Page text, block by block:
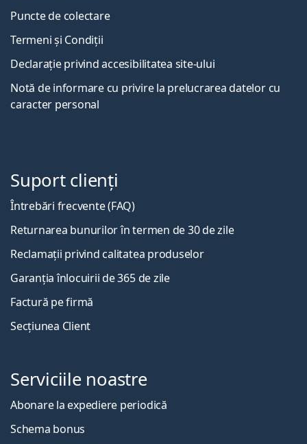
Puncte de colectare
Termeni și Condiții
Declarație privind accesibilitatea site-ului
Notă de informare cu privire la prelucrarea datelor cu
caracter personal
Suport clienți
Întrebări frecvente (FAQ)
Returnarea bunurilor în termen de 30 de zile
Reclamații privind calitatea produselor
Garanția înlocuirii de 365 de zile
Factură pe firmă
Secțiunea Client
Serviciile noastre
Abonare la expediere periodică
Schema bonus